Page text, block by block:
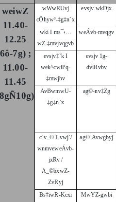
weiwZ
11.40-
12.25
7g) ;
11.00-
11.45
wWwRUvj
cÖhyw³-‡g‡n`x
evsjv-wkDjx
wkí I ms¯‹…
wZ-‡mvjvqgvb
weÁvb-mvqgv
evsjv‡`k I
wek^cwiPq-
‡mwjbv
evsjv 1g-
dviRvbv
AvBwmwU-
‡g‡n`x
ag©-nv‡Zg
c`v_©-Lvwj`/
wnmveweÁvb-
jxRv /
A_©bxwZ-
ZvRyj
ag©-Avwgbyj
Bs‡iwR-Kexi MwYZ-gwbi